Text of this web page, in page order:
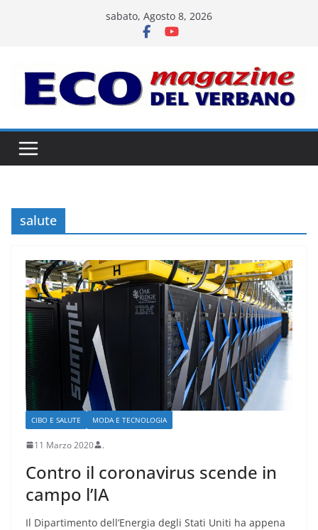
sabato, Agosto 8, 2026
salute
CIBO E SALUTE MODA E TECNOLOGIA
11 Marzo 2020 .
Contro il coronavirus scende in
campo l’IA
Il Dipartimento dell’Energia degli Stati Uniti ha appena